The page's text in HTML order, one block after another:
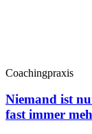
Coachingpraxis
Niemand ist
fast immer